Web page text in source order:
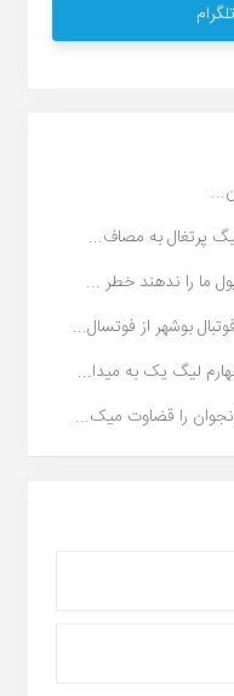
پرتغال به مصاف...
ما را ندهند خطر ...
بوشهر از فوتسال...
لیگ یک به میدا...
را قضاوت میک...